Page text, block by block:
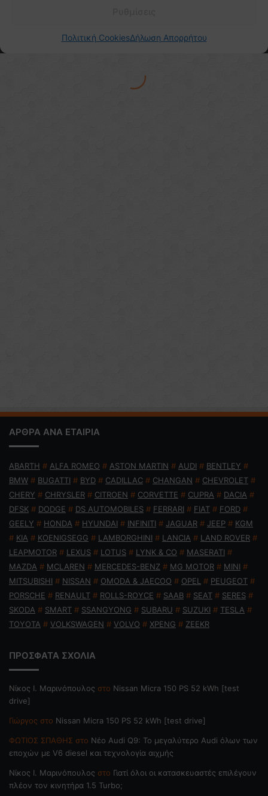
ΑΡΘΡΑ ΑΝΑ ΕΤΑΙΡΙΑ
ABARTH # ALFA ROMEO # ASTON MARTIN # AUDI # BENTLEY #
BMW # BUGATTI # BYD # CADILLAC # CHANGAN # CHEVROLET #
CHERY # CHRYSLER # CITROEN # CORVETTE # CUPRA # DACIA #
DFSK # DODGE # DS AUTOMOBILES # FERRARI # FIAT # FORD #
GEELY # HONDA # HYUNDAI # INFINITI # JAGUAR # JEEP # KGM
# KIA # KOENIGSEGG # LAMBORGHINI # LANCIA # LAND ROVER #
LEAPMOTOR # LEXUS # LOTUS # LYNK & CO # MASERATI #
MAZDA # MCLAREN # MERCEDES-BENZ # MG MOTOR # MINI #
MITSUBISHI # NISSAN # OMODA & JAECOO # OPEL # PEUGEOT #
PORSCHE # RENAULT # ROLLS-ROYCE # SAAB # SEAT # SERES #
SKODA # SMART # SSANGYONG # SUBARU # SUZUKI # TESLA #
TOYOTA # VOLKSWAGEN # VOLVO # XPENG # ZEEKR
ΠΡΟΣΦΑΤΑ ΣΧΟΛΙΑ
Nίκος Ι. Mαρινόπουλος στο Nissan Micra 150 PS 52 kWh [test
drive]
Γιώργος στο Nissan Micra 150 PS 52 kWh [test drive]
ΦΩΤΙΟΣ ΣΠΑΘΗΣ στο Νέο Audi Q9: Το μεγαλύτερο Audi όλων των
εποχών με V6 diesel και τεχνολογία αιχμής
Nίκος Ι. Mαρινόπουλος στο Γιατί όλοι οι κατασκευαστές επιλέγουν
πλέον τον κινητήρα 1.5 Turbo;